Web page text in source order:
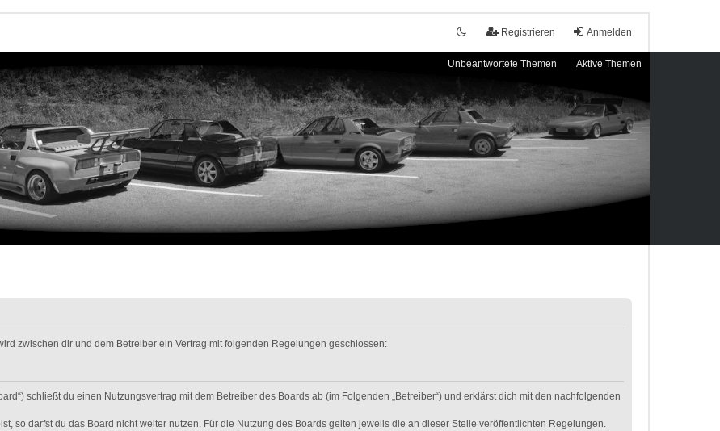
Anmelden
Registrieren
Unbeantwortete Themen Aktive Themen
zwischen dir und dem Betreiber ein Vertrag mit folgenden Regelungen geschlossen:
schließt du einen Nutzungsvertrag mit dem Betreiber des Boards ab (im Folgenden „Betreiber“) und erklärst dich mit den nachfolgenden
so darfst du das Board nicht weiter nutzen. Für die Nutzung des Boards gelten jeweils die an dieser Stelle veröffentlichten Regelungen.